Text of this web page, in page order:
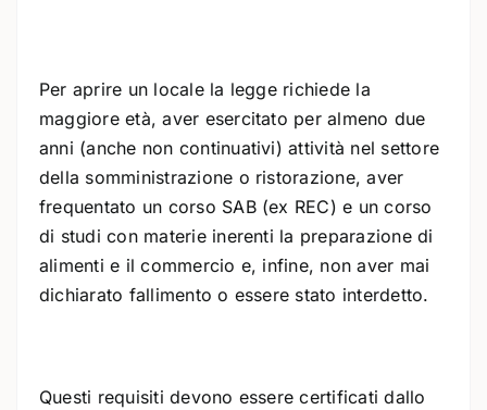
Per aprire un locale la legge richiede la
maggiore età, aver esercitato per almeno due
anni (anche non continuativi) attività nel settore
della somministrazione o ristorazione, aver
frequentato un corso SAB (ex REC) e un corso
di studi con materie inerenti la preparazione di
alimenti e il commercio e, infine, non aver mai
dichiarato fallimento o essere stato interdetto.
Questi requisiti devono essere certificati dallo